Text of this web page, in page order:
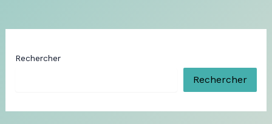
Rechercher
Rechercher